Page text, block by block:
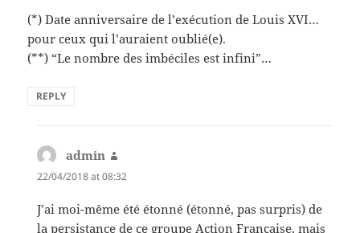
(*) Date anniversaire de l’exécution de Louis XVI…
pour ceux qui l’auraient oublié(e).
(**) “Le nombre des imbéciles est infini”…
REPLY
admin
22/04/2018 at 08:32
J’ai moi-même été étonné (étonné, pas surpris) de
la persistance de ce groupe Action Française, mais